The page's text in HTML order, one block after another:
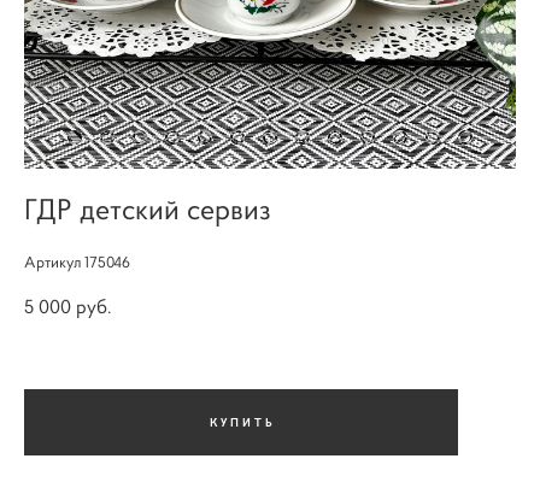
ГДР детский сервиз
Артикул 175046
5 000 pуб.
КУПИТЬ